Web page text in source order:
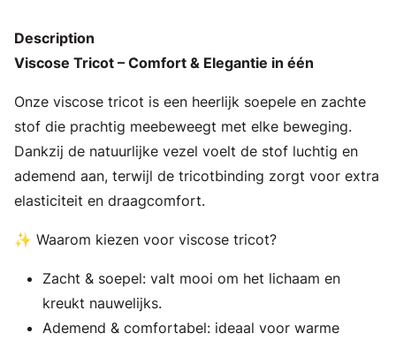
Description
Viscose Tricot – Comfort & Elegantie in één
Onze viscose tricot is een heerlijk soepele en zachte
stof die prachtig meebeweegt met elke beweging.
Dankzij de natuurlijke vezel voelt de stof luchtig en
ademend aan, terwijl de tricotbinding zorgt voor extra
elasticiteit en draagcomfort.
✨ Waarom kiezen voor viscose tricot?
Zacht & soepel: valt mooi om het lichaam en
kreukt nauwelijks.
Ademend & comfortabel: ideaal voor warme